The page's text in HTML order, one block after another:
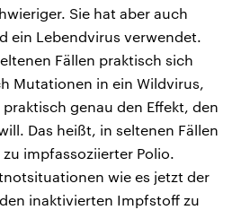
Sie hat aber auch
ein Lebendvirus verwendet.
Fällen praktisch sich
Mutationen in ein Wildvirus,
genau den Effekt, den
Das heißt, in seltenen Fällen
impfassoziierter Polio.
wie es jetzt der
inaktivierten Impfstoff zu